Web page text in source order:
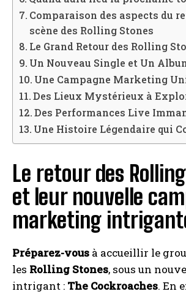
Comparaison des aspects du
scène des Rolling Stones
Le Grand Retour des Rolling
Un Nouveau Single et Un
Une Campagne Marketing
Des Lieux Mystérieux à
Des Performances Live
Une Histoire Légendaire qui
Le retour des
et leur nouvelle
marketing
Préparez-vous à accueillir le
les Rolling Stones, sous un
intrigant : The Cockroaches. En